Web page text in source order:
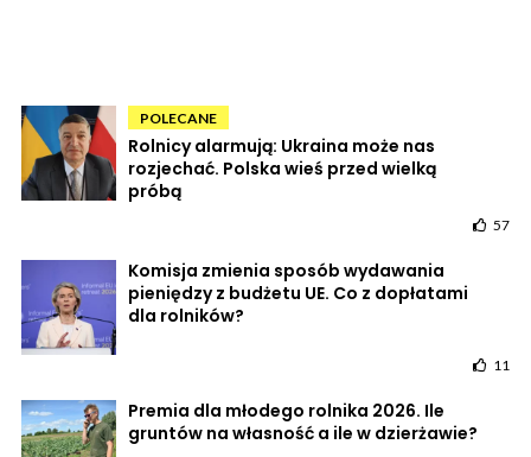
POLECANE
Rolnicy alarmują: Ukraina może nas
rozjechać. Polska wieś przed wielką
próbą
57
Komisja zmienia sposób wydawania
pieniędzy z budżetu UE. Co z dopłatami
dla rolników?
11
Premia dla młodego rolnika 2026. Ile
gruntów na własność a ile w dzierżawie?